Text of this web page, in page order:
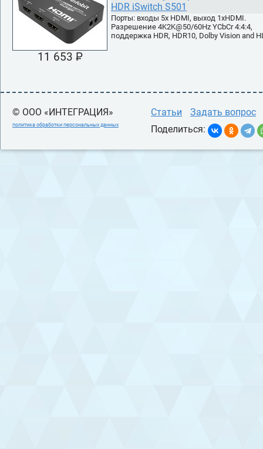
11 653 PУБ.
HDR iSwitch S501
Порты: входы 5х HDMI, выход 1хHDMI.
Разрешение 4K2K@50/60Hz YCbCr 4:4:4,
поддержка HDR, HDR10, Dolby Vision and
© ООО «ИНТЕГРАЦИЯ»
политика обработки персональных данных
Статьи
Задать вопрос
Поделиться: